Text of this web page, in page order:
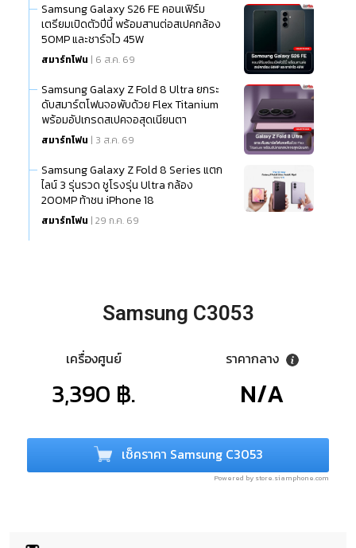
Samsung Galaxy S26 FE คอนเฟิร์ม
เตรียมเปิดตัวปีนี้ พร้อมสานต่อสเปคกล้อง
50MP และชาร์จไว 45W
สมาร์ทโฟน | 6 ส.ค. 69
Samsung Galaxy Z Fold 8 Ultra ยกระ
ดับสมาร์ตโฟนจอพับด้วย Flex Titanium
พร้อมอัปเกรดสเปคจอสุดเนียนตา
สมาร์ทโฟน | 3 ส.ค. 69
Samsung Galaxy Z Fold 8 Series แตก
ไลน์ 3 รุ่นรวด ชูโรงรุ่น Ultra กล้อง
200MP ท้าชน iPhone 18
สมาร์ทโฟน | 29 ก.ค. 69
Samsung C3053
เครื่องศูนย์
3,390 ฿.
ราคากลาง
N/A
เช็คราคา Samsung C3053
Powered by store.siamphone.com